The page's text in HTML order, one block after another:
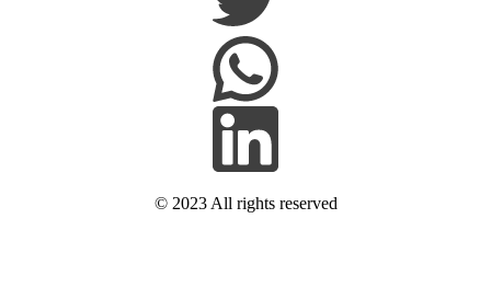
© 2023 All rights reserved